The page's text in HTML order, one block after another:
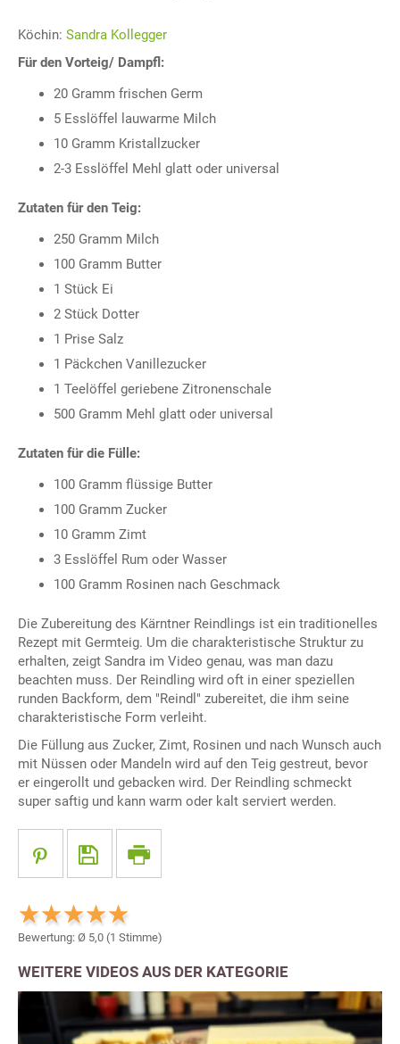
Köchin: Sandra Kollegger
Für den Vorteig/ Dampfl:
20 Gramm frischen Germ
5 Esslöffel lauwarme Milch
10 Gramm Kristallzucker
2-3 Esslöffel Mehl glatt oder universal
Zutaten für den Teig:
250 Gramm Milch
100 Gramm Butter
1 Stück Ei
2 Stück Dotter
1 Prise Salz
1 Päckchen Vanillezucker
1 Teelöffel geriebene Zitronenschale
500 Gramm Mehl glatt oder universal
Zutaten für die Fülle:
100 Gramm flüssige Butter
100 Gramm Zucker
10 Gramm Zimt
3 Esslöffel Rum oder Wasser
100 Gramm Rosinen nach Geschmack
Die Zubereitung des Kärntner Reindlings ist ein traditionelles
Rezept mit Germteig. Um die charakteristische Struktur zu
erhalten, zeigt Sandra im Video genau, was man dazu
beachten muss. Der Reindling wird oft in einer speziellen
runden Backform, dem "Reindl" zubereitet, die ihm seine
charakteristische Form verleiht.
Die Füllung aus Zucker, Zimt, Rosinen und nach Wunsch auch
mit Nüssen oder Mandeln wird auf den Teig gestreut, bevor
er eingerollt und gebacken wird. Der Reindling schmeckt
super saftig und kann warm oder kalt serviert werden.
Bewertung: Ø 5,0 (1 Stimme)
WEITERE VIDEOS AUS DER KATEGORIE